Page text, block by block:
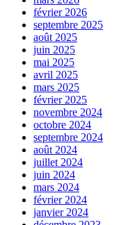
février 2026
septembre 2025
août 2025
juin 2025
mai 2025
avril 2025
mars 2025
février 2025
novembre 2024
octobre 2024
septembre 2024
août 2024
juillet 2024
juin 2024
mars 2024
février 2024
janvier 2024